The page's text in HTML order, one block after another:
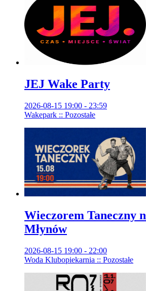
JEJ Wake Party
2026-08-15 19:00 - 23:59
Wakepark :: Pozostałe
Wieczorem Taneczny
Młynów
2026-08-15 19:00 - 22:00
Woda Klubopiekarnia :: Pozostałe